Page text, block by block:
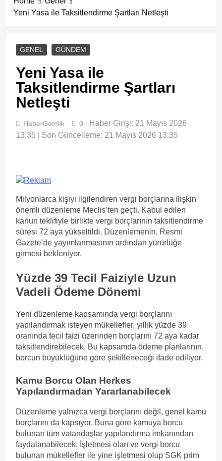
Yeni Yasa ile Taksitlendirme Şartları Netleşti
GENEL GÜNDEM
Yeni Yasa ile
Taksitlendirme Şartları
Netleşti
HaberGemlik 0
Haber Girişi: 21 Mayıs 2026
13:35 | Son Güncelleme: 21 Mayıs 2026 13:35
Milyonlarca kişiyi ilgilendiren vergi borçlarına ilişkin
önemli düzenleme Meclis’ten geçti. Kabul edilen
kanun teklifiyle birlikte vergi borçlarının taksitlendirme
süresi 72 aya yükseltildi. Düzenlemenin, Resmi
Gazete’de yayımlanmasının ardından yürürlüğe
girmesi bekleniyor.
Yüzde 39 Tecil Faiziyle Uzun
Vadeli Ödeme Dönemi
Yeni düzenleme kapsamında vergi borçlarını
yapılandırmak isteyen mükellefler, yıllık yüzde 39
oranında tecil faizi üzerinden borçlarını 72 aya kadar
taksitlendirebilecek. Bu kapsamda ödeme planlarının,
borcun büyüklüğüne göre şekilleneceği ifade ediliyor.
Kamu Borcu Olan Herkes
Yapılandırmadan Yararlanabilecek
Düzenleme yalnızca vergi borçlarını değil, genel kamu
borçlarını da kapsıyor. Buna göre kamuya borcu
bulunan tüm vatandaşlar yapılandırma imkanından
faydalanabilecek. İşletmesi olan ve vergi borcu
bulunan mükellefler ile yine işletmesi olup SGK prim